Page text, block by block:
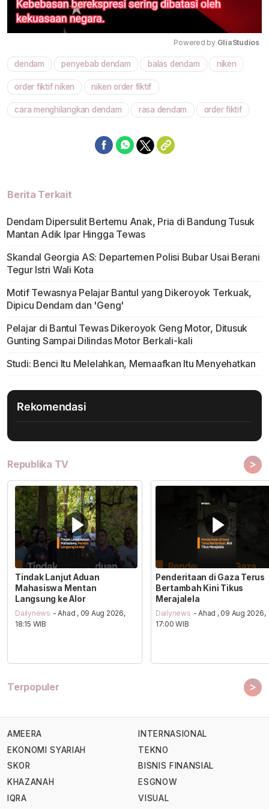
Mute
Powered by GliaStudios
dendam penyebab dendam balas dendam niken
order fiktif niken niken order fiktif
cara menghilangkan dendam rasa dendam order fiktif
Berita Terkait
Dendam Dipersulit Bertemu Anak, Pria di Bandung Tusuk
Mantan Adik Ipar Hingga Tewas
Skandal Georgia AS: Departemen Polisi Bubar Usai Berani
Tegur Istri Wali Kota
Motif Tewasnya Pelajar Bantul yang Dikeroyok Terkuak,
Dipicu Dendam dan 'Geng'
Pelajar di Bantul Tewas Dikeroyok Geng Motor, Ditusuk
Gunting Sampai Dilindas Motor Berkali-kali
Studi: Benci Itu Melelahkan, Memaafkan Itu Menyehatkan
Rekomendasi
Republika TV >
Tindak Lanjut Aduan
Mahasiswa Mentan
Langsung ke Alor
Dailynews - Ahad , 09 Aug 2026,
18:15 WIB
Penderitaan di Gaza Terus
Bertambah Kini Tikus
Merajalela
Dailynews - Ahad , 09 Aug 2026,
17:00 WIB
Terpopuler >
AMEERA
EKONOMI SYARIAH
SKOR
KHAZANAH
IQRA
INTERNASIONAL
TEKNO
BISNIS FINANSIAL
ESGNOW
VISUAL